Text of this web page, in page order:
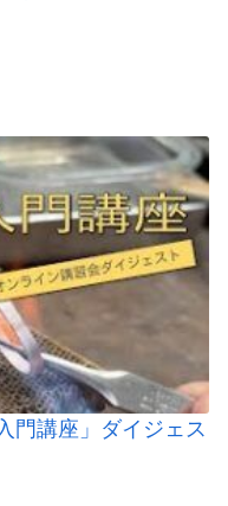
門講座」ダイジェス